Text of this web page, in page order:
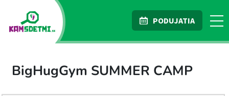
PODUJATIA
BigHugGym SUMMER CAMP